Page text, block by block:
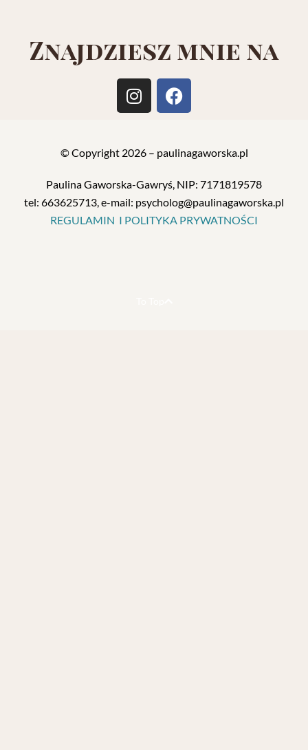
Znajdziesz mnie na
© Copyright 2026 – paulinagaworska.pl
Paulina Gaworska-Gawryś, NIP: 7171819578
tel: 663625713, e-mail: psycholog@paulinagaworska.pl
REGULAMIN I POLITYKA PRYWATNOŚCI